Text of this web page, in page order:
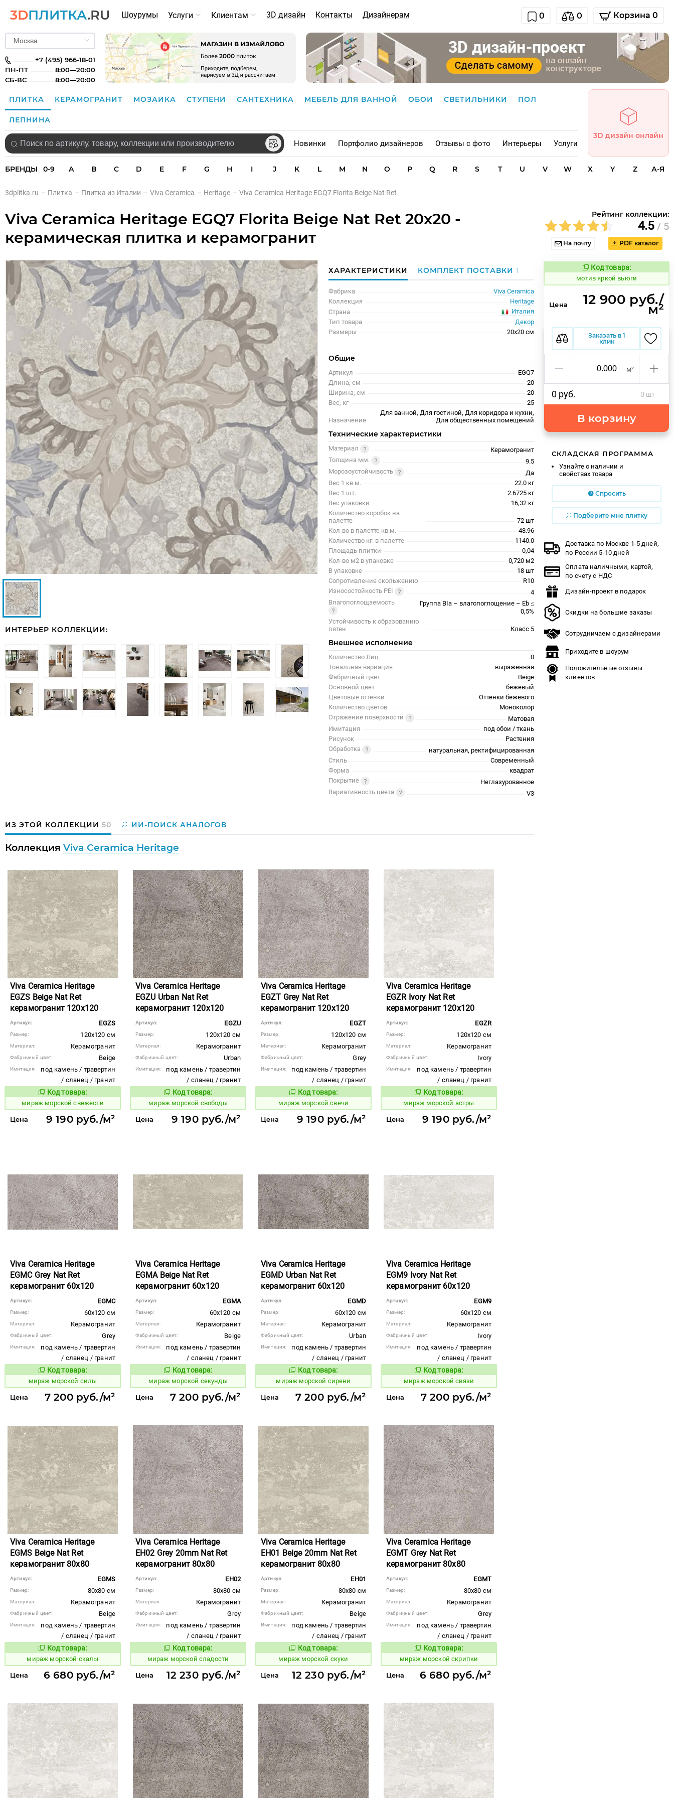
3DПЛИТКА.RU Шоурумы Услуги Клиентам 3D дизайн Контакты Дизайнерам 0 0 Корзина 0
+7 (495) 966-18-01
ПН-ПТ
8:00—20:00
СБ-ВС
8:00—20:00
ПЛИТКА КЕРАМОГРАНИТ МОЗАИКА СТУПЕНИ САНТЕХНИКА МЕБЕЛЬ ДЛЯ ВАННОЙ ОБОИ СВЕТИЛЬНИКИ ПОЛ
ЛЕПНИНА
Новинки Портфолио дизайнеров Отзывы с фото Интерьеры Услуги
3D дизайн онлайн
БРЕНДЫ 0-9 A B C D E F G H I J K L M N O P Q R S T U V W X Y Z А-Я
3dplitka.ru – Плитка – Плитка из Италии – Viva Ceramica – Heritage – Viva Ceramica Heritage EGQ7 Florita Beige Nat Ret
Viva Ceramica Heritage EGQ7 Florita Beige Nat Ret 20x20 -
керамическая плитка и керамогранит
Рейтинг коллекции:
4.5 / 5
На почту PDF каталог
ИНТЕРЬЕР КОЛЛЕКЦИИ:
ХАРАКТЕРИСТИКИ КОМПЛЕКТ ПОСТАВКИ1
Фабрика
Viva Ceramica
Коллекция
Heritage
Страна
Италия
Тип товара
Декор
Размеры
20x20 см
Общие
Артикул
EGQ7
Длина, см
20
Ширина, см
20
Вес, кг
25
Назначение
Для ванной, Для гостиной, Для коридора и кухни,
Для общественных помещений
Технические характеристики
Материал
Керамогранит
Толщина мм.
9.5
Морозоустойчивость
Да
Вес 1 кв.м.
22.0 кг
Вес 1 шт.
2.6725 кг
Вес упаковки
16,32 кг
Количество коробок на
палетте
72 шт
Кол-во в палетте кв.м.
48.96
Количество кг. в палетте
1140.0
Площадь плитки
0,04
Кол-во м2 в упаковке
0,720 м2
В упаковке
18 шт
Сопротивление скольжению
R10
Износостойкость PEI
4
Влагопоглощаемость
Группа BIa – влагопоглощение – Eb ≤
0,5%
Устойчивость к образованию
пятен
Класс 5
Внешнее исполнение
Количество Лиц
0
Тональная вариация
выраженная
Фабричный цвет
Beige
Основной цвет
бежевый
Цветовые оттенки
Оттенки бежевого
Количество цветов
Моноколор
Отражение поверхности
Матовая
Имитация
под обои / ткань
Рисунок
Растения
Обработка
натуральная, ректифицированная
Стиль
Современный
Форма
квадрат
Покрытие
Неглазурованное
Вариативность цвета
V3
ИЗ ЭТОЙ КОЛЛЕКЦИИ 50 ИИ-ПОИСК АНАЛОГОВ
Коллекция Viva Ceramica Heritage
Viva Ceramica Heritage
EGZS Beige Nat Ret
керамогранит 120x120
Артикул: EGZS
Размер: 120x120 см
Материал: Керамогранит
Фабричный цвет: Beige
Имитация:
под камень / травертин
/ сланец / гранит
Код товара:
991958 Код товара:
мираж морской свежести
Цена 9 190 руб./м²
Viva Ceramica Heritage
EGZU Urban Nat Ret
керамогранит 120x120
Артикул: EGZU
Размер: 120x120 см
Материал: Керамогранит
Фабричный цвет: Urban
Имитация:
под камень / травертин
/ сланец / гранит
Код товара:
991960 Код товара:
мираж морской свободы
Цена 9 190 руб./м²
Viva Ceramica Heritage
EGZT Grey Nat Ret
керамогранит 120x120
Артикул: EGZT
Размер: 120x120 см
Материал: Керамогранит
Фабричный цвет: Grey
Имитация:
под камень / травертин
/ сланец / гранит
Код товара:
991959 Код товара:
мираж морской свечи
Цена 9 190 руб./м²
Viva Ceramica Heritage
EGZR Ivory Nat Ret
керамогранит 120x120
Артикул: EGZR
Размер: 120x120 см
Материал: Керамогранит
Фабричный цвет: Ivory
Имитация:
под камень / травертин
/ сланец / гранит
Код товара:
991956 Код товара:
мираж морской астры
Цена 9 190 руб./м²
Viva Ceramica Heritage
EGMC Grey Nat Ret
керамогранит 60x120
Артикул: EGMC
Размер: 60x120 см
Материал: Керамогранит
Фабричный цвет: Grey
Имитация:
под камень / травертин
/ сланец / гранит
Код товара:
991963 Код товара:
мираж морской силы
Цена 7 200 руб./м²
Viva Ceramica Heritage
EGMA Beige Nat Ret
керамогранит 60x120
Артикул: EGMA
Размер: 60x120 см
Материал: Керамогранит
Фабричный цвет: Beige
Имитация:
под камень / травертин
/ сланец / гранит
Код товара:
991962 Код товара:
мираж морской секунды
Цена 7 200 руб./м²
Viva Ceramica Heritage
EGMD Urban Nat Ret
керамогранит 60x120
Артикул: EGMD
Размер: 60x120 см
Материал: Керамогранит
Фабричный цвет: Urban
Имитация:
под камень / травертин
/ сланец / гранит
Код товара:
991964 Код товара:
мираж морской сирени
Цена 7 200 руб./м²
Viva Ceramica Heritage
EGM9 Ivory Nat Ret
керамогранит 60x120
Артикул: EGM9
Размер: 60x120 см
Материал: Керамогранит
Фабричный цвет: Ivory
Имитация:
под камень / травертин
/ сланец / гранит
Код товара:
991961 Код товара:
мираж морской связи
Цена 7 200 руб./м²
Viva Ceramica Heritage
EGMS Beige Nat Ret
керамогранит 80x80
Артикул: EGMS
Размер: 80x80 см
Материал: Керамогранит
Фабричный цвет: Beige
Имитация:
под камень / травертин
/ сланец / гранит
Код товара:
991966 Код товара:
мираж морской скалы
Цена 6 680 руб./м²
Viva Ceramica Heritage
EH02 Grey 20mm Nat Ret
керамогранит 80x80
Артикул: EH02
Размер: 80x80 см
Материал: Керамогранит
Фабричный цвет: Grey
Имитация:
под камень / травертин
/ сланец / гранит
Код товара:
991970 Код товара:
мираж морской сладости
Цена 12 230 руб./м²
Viva Ceramica Heritage
EH01 Beige 20mm Nat Ret
керамогранит 80x80
Артикул: EH01
Размер: 80x80 см
Материал: Керамогранит
Фабричный цвет: Beige
Имитация:
под камень / травертин
/ сланец / гранит
Код товара:
991969 Код товара:
мираж морской скуки
Цена 12 230 руб./м²
Viva Ceramica Heritage
EGMT Grey Nat Ret
керамогранит 80x80
Артикул: EGMT
Размер: 80x80 см
Материал: Керамогранит
Фабричный цвет: Grey
Имитация:
под камень / травертин
/ сланец / гранит
Код товара:
991967 Код товара:
мираж морской скрипки
Цена 6 680 руб./м²
Код товара:
1038264 Код товара:
мотив яркой вьюги
Цена 12 900 руб./
м²
Заказать в 1
клик
м²
0 руб. 0 шт
В корзину
СКЛАДСКАЯ ПРОГРАММА
Узнайте о наличии и
свойствах товара
Спросить
Подберите мне плитку
Доставка по Москве 1-5 дней,
по России 5-10 дней
Оплата наличными, картой,
по счету с НДС
Дизайн-проект в подарок
Скидки на большие заказы
Сотрудничаем с дизайнерами
Приходите в шоурум
Положительные отзывы
клиентов